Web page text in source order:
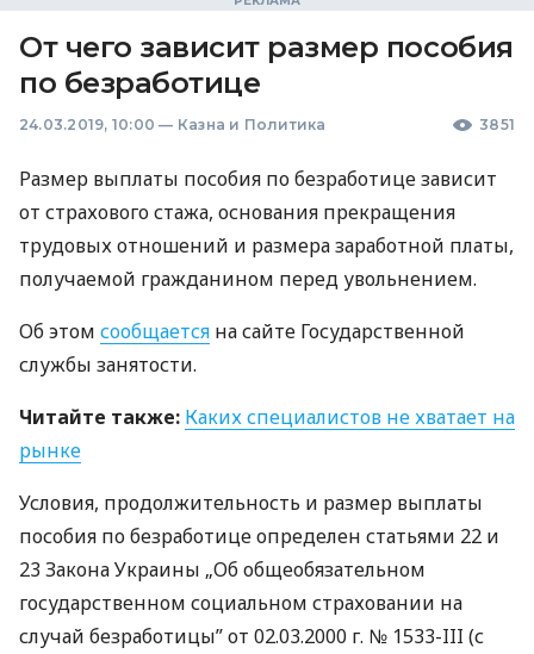
От чего зависит размер пособия
по безработице
24.03.2019, 10:00 — Казна и Политика 3851
Размер выплаты пособия по безработице зависит
от страхового стажа, основания прекращения
трудовых отношений и размера заработной платы,
получаемой гражданином перед увольнением.
Об этом сообщается на сайте Государственной
службы занятости.
Читайте также: Каких специалистов не хватает на
рынке
Условия, продолжительность и размер выплаты
пособия по безработице определен статьями 22 и
23 Закона Украины „Об общеобязательном
государственном социальном страховании на
случай безработицы” от 02.03.2000 г. № 1533-III (с